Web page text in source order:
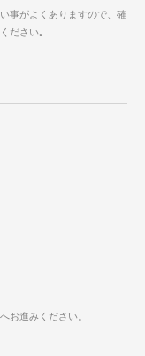
事がよくありますので、確
ださい｡
お進みください。